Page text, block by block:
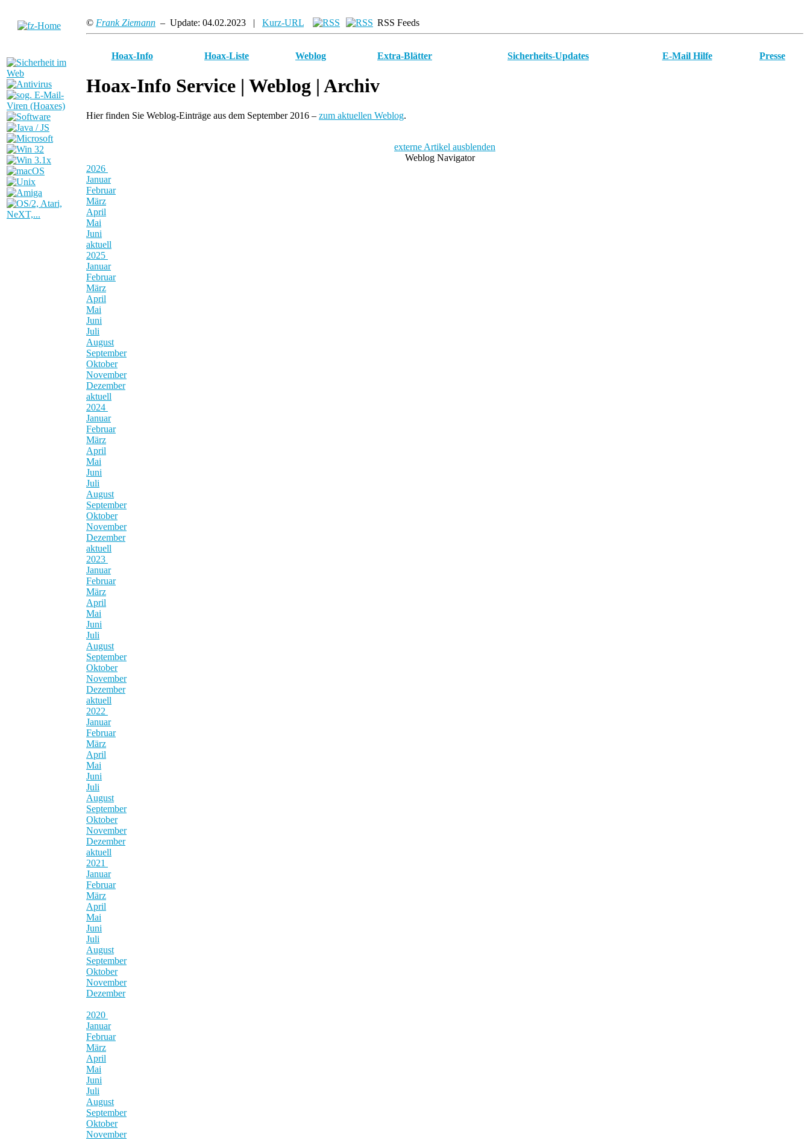
© Frank Ziemann – Update: 04.02.2023 | Kurz-URL RSS Feeds
Hoax-Info Hoax-Liste Weblog Extra-Blätter Sicherheits-Updates E-Mail Hilfe Presse
Hoax-Info Service | Weblog | Archiv
Hier finden Sie Weblog-Einträge aus dem September 2016 – zum aktuellen Weblog.
externe Artikel ausblenden
Weblog Navigator
2026
Januar
Februar
März
April
Mai
Juni
aktuell
2025
Januar
Februar
März
April
Mai
Juni
Juli
August
September
Oktober
November
Dezember
aktuell
2024
Januar
Februar
März
April
Mai
Juni
Juli
August
September
Oktober
November
Dezember
aktuell
2023
Januar
Februar
März
April
Mai
Juni
Juli
August
September
Oktober
November
Dezember
aktuell
2022
Januar
Februar
März
April
Mai
Juni
Juli
August
September
Oktober
November
Dezember
aktuell
2021
Januar
Februar
März
April
Mai
Juni
Juli
August
September
Oktober
November
Dezember
2020
Januar
Februar
März
April
Mai
Juni
Juli
August
September
Oktober
November